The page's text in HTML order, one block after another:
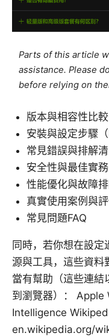
Parts of this article
assistance. Please
before relying on
版本與相容性比較
安裝與設定步驟（
常見錯誤與排解
安全性與最佳實務
性能優化與故障
真實使用案例與
常見問題FAQ
同時，若你想在設定
源與工具，這些資
當有幫助（這些連結
到瀏覽器）：
Intelligence
en.wikipedia.org/